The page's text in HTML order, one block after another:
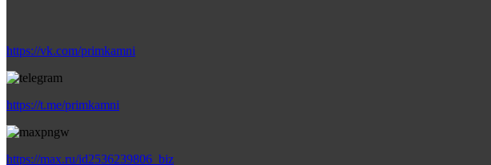
https://vk.com/primkamni
https://t.me/primkamni
https://max.ru/id2536239806_biz